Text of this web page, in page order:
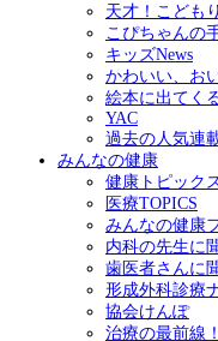
天才！こども
こぴちゃんの
キッズNews
かわいい、お
絵本に出てく
YAC
過去の人気連
みんなの健康
健康トピック
医療TOPICS
みんなの健康
内科の先生に
歯医者さんに
形成外科診療
協会けんぽ
治療の最前線